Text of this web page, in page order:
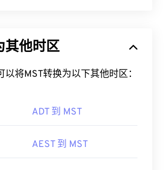
其他时区
将MST转换为以下其他时区：
ADT 到 MST
AEST 到 MST